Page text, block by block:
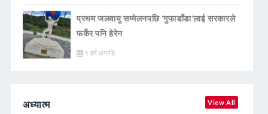
प्रथम जलवायु सम्मेलनपछि ‘गुफाडाँडा’लाई सरकारले
फर्केर पनि हेरेन
१ वर्ष अगाडि
अध्यात्म View All